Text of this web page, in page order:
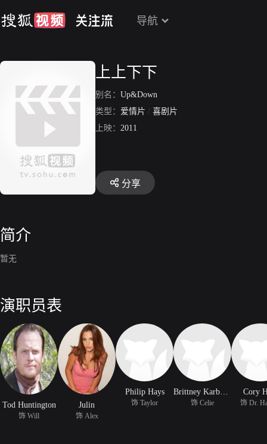
导航
上上下下
别名： Up&Down
类型： 爱情片 / 喜剧片
上映： 2011
分享
简介
暂无
演职员表
Tod Huntington
饰 Will
Julin
饰 Alex
Philip Hays
饰 Taylor
Brittney Karbowski
饰 Celie
Cory
饰 Dr.